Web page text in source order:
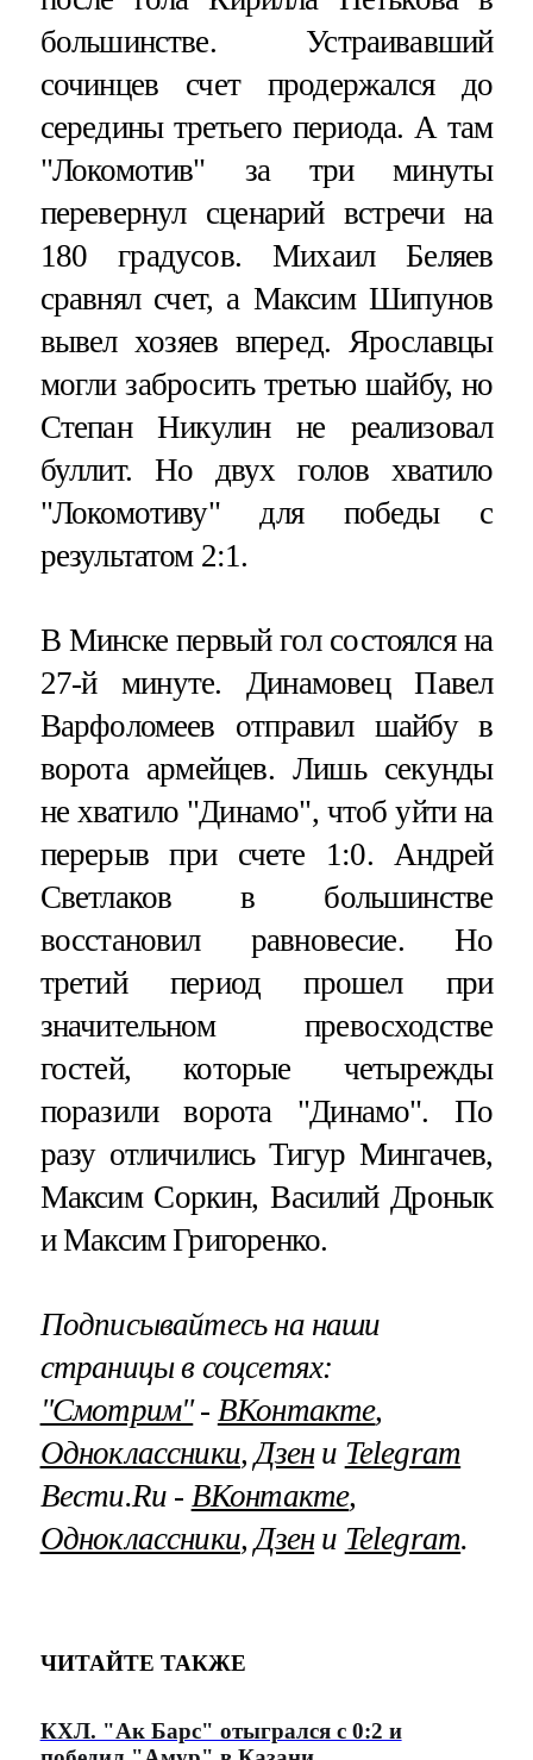
большинстве. Устраивавший
сочинцев счет продержался до
середины третьего периода. А там
"Локомотив" за три минуты
перевернул сценарий встречи на
180 градусов. Михаил Беляев
сравнял счет, а Максим Шипунов
вывел хозяев вперед. Ярославцы
могли забросить третью шайбу, но
Степан Никулин не реализовал
буллит. Но двух голов хватило
"Локомотиву" для победы с
результатом 2:1.
В Минске первый гол состоялся на
27-й минуте. Динамовец Павел
Варфоломеев отправил шайбу в
ворота армейцев. Лишь секунды
не хватило "Динамо", чтоб уйти на
перерыв при счете 1:0. Андрей
Светлаков в большинстве
восстановил равновесие. Но
третий период прошел при
значительном превосходстве
гостей, которые четырежды
поразили ворота "Динамо". По
разу отличились Тигур Мингачев,
Максим Соркин, Василий Дронык
и Максим Григоренко.
Подписывайтесь на наши
страницы в соцсетях:
"Смотрим"‐ ВКонтакте,
Одноклассники,Дзени Telegram
Вести.Ru ‐ ВКонтакте,
Одноклассники,Дзени Telegram.
ЧИТАЙТЕ ТАКЖЕ
КХЛ. "Ак Барс" отыгрался с 0:2 и